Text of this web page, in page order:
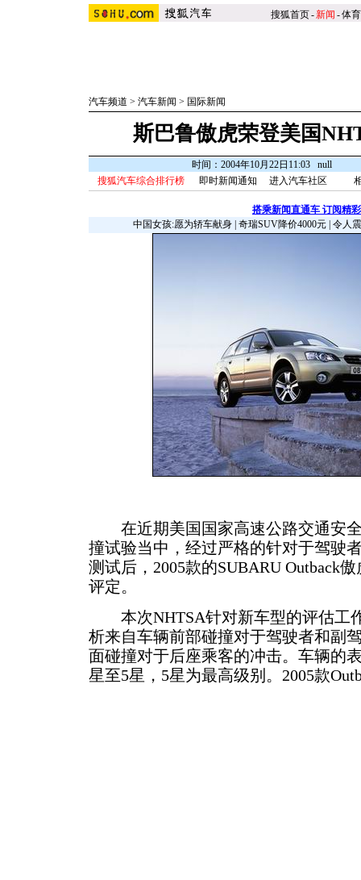
搜狐首页-新闻 -体育
汽车频道 > 汽车新闻 > 国际新闻
斯巴鲁傲虎荣登美国
时间：2004年10月22日11:03 null
搜狐汽车综合排行榜
即时新闻通知 进入汽车社区
搭乘新闻直通车 订阅精
中国女孩:愿为轿车献身| 奇瑞SUV降价4000元| 令人
在近期美国国家高速公路交通安全
撞试验当中，经过严格的针对于驾驶
测试后，2005款的SUBARU Outback
评定。
本次NHTSA针对新车型的评估工
析来自车辆前部碰撞对于驾驶者和副
面碰撞对于后座乘客的冲击。车辆的
星至5星，5星为最高级别。 2005款